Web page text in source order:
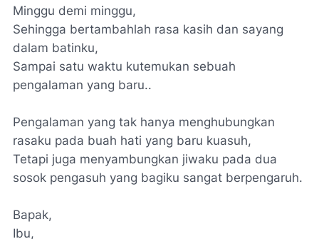
Minggu demi minggu,
Sehingga bertambahlah rasa kasih dan sayang
dalam batinku,
Sampai satu waktu kutemukan sebuah
pengalaman yang baru..
Pengalaman yang tak hanya menghubungkan
rasaku pada buah hati yang baru kuasuh,
Tetapi juga menyambungkan jiwaku pada dua
sosok pengasuh yang bagiku sangat berpengaruh.
Bapak,
Ibu,